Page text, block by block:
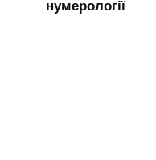
нумерології